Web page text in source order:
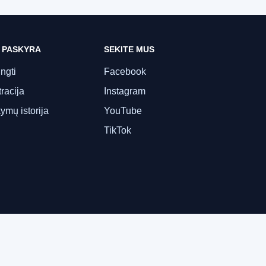
istorija
SEKITE MUS
Facebook
Instagram
YouTube
TikTok